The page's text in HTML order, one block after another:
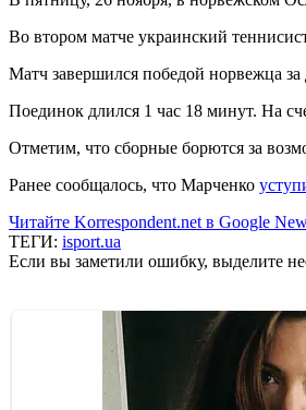
Во втором матче украинский
Матч завершился победой норвежца за
Поединок длился 1 час 18 минут. На
Отметим, что сборные борются за
Ранее сообщалось, что Марченко
Читайте Korrespondent.net в Google
ТЕГИ: isport.ua
Если вы заметили ошибку, выделите